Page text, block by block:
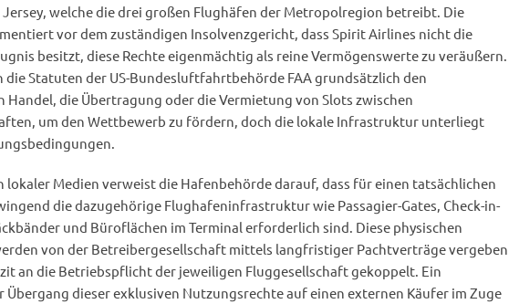
Jersey, welche die drei großen Flughäfen der Metropolregion betreibt. Die
vor dem zuständigen Insolvenzgericht, dass Spirit Airlines nicht die
besitzt, diese Rechte eigenmächtig als reine Vermögenswerte zu veräußern.
die Statuten der US-Bundesluftfahrtbehörde FAA grundsätzlich den
Handel, die Übertragung oder die Vermietung von Slots zwischen
um den Wettbewerb zu fördern, doch die lokale Infrastruktur unterliegt
lokaler Medien verweist die Hafenbehörde darauf, dass für einen tatsächlichen
die dazugehörige Flughafeninfrastruktur wie Passagier-Gates, Check-in-
und Büroflächen im Terminal erforderlich sind. Diese physischen
von der Betreibergesellschaft mittels langfristiger Pachtverträge vergeben
an die Betriebspflicht der jeweiligen Fluggesellschaft gekoppelt. Ein
Übergang dieser exklusiven Nutzungsrechte auf einen externen Käufer im Zuge